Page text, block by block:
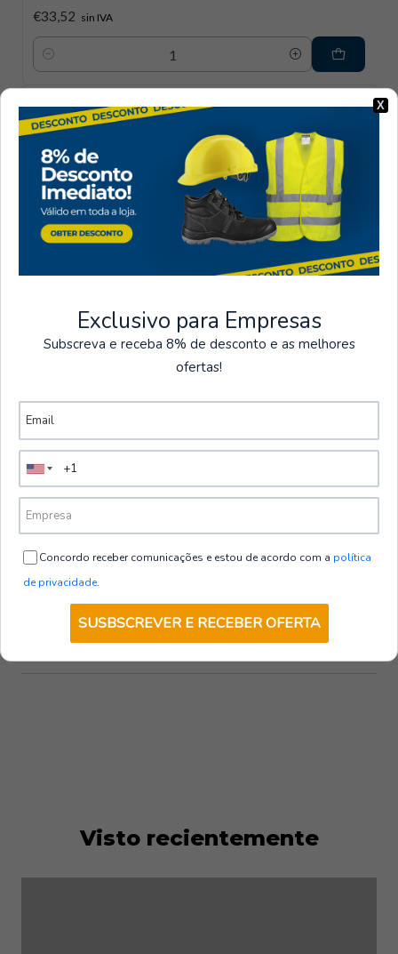
€33,52 sin IVA
Cantidad
Correa elástica de 1,8 m con absorbedor
y mosquetones | SAFETOP
€23,10 sin IVA
Cantidad
PROMOCIONES
Ofertas exclusivas del 1 de julio al
30 de agosto.
VER PROMOCIONES
Entrega en 24 a 48
horas.
Envio gratuito em
encomendas superiores
a 80 € + IVA, exceto
Pagos seguros
Todos los pagos en la
Visto recientemente
X
Exclusivo para Empresas
Subscreva e receba 8% de desconto e as melhores
ofertas!
Concordo receber comunicações e estou de acordo com a política
de privacidade.
SUSBSCREVER E RECEBER OFERTA